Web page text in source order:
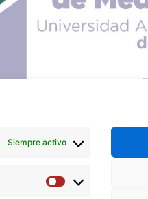
Siempre activo
Preferencias